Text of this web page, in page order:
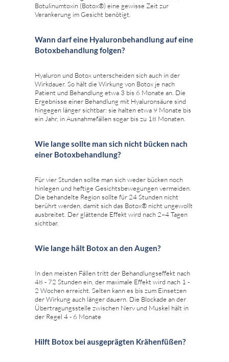
Botulinumtoxin (Botox®) eine gewisse Zeit zur
Verankerung im Gesicht benötigt.
Wann darf eine Hyaluronbehandlung auf eine
Botoxbehandlung folgen?
Hyaluron und Botox unterscheiden sich auch in der
Wirkdauer. So hält die Wirkung von Botox je nach
Patient und Behandlung etwa 3 bis 6 Monate an. Die
Ergebnisse einer Behandlung mit Hyaluronsäure sind
hingegen länger sichtbar: sie halten etwa 9 Monate bis
ein Jahr, in Ausnahmefällen sogar bis zu 18 Monaten.
Wie lange sollte man sich nicht bücken nach
einer Botoxbehandlung?
Für vier Stunden sollte man sich weder bücken noch
hinlegen und heftige Gesichtsbewegungen vermeiden.
Die behandelte Region sollte für 24 Stunden nicht
berührt werden, damit sich das Botox® nicht ungewollt
ausbreitet. Der glättende Effekt wird nach 2–4 Tagen
sichtbar.
Wie lange hält Botox an den Augen?
In den meisten Fällen tritt der Behandlungseffekt nach
48 - 72 Stunden ein, der maximale Effekt wird nach 1 -
2 Wochen erreicht. Selten kann es bis zum Einsetzen
der Wirkung auch länger dauern. Die Blockade an der
Übertragungsstelle zwischen Nerv und Muskel hält in
der Regel 4 - 6 Monate
Hilft Botox bei ausgeprägten Krähenfüßen?